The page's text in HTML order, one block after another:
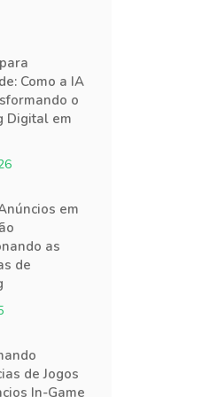
Como a IA
o
Digital em
em
as
de
de Jogos
In-Game